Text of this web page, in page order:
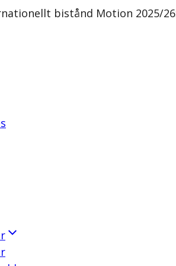
bistånd Motion 2025/